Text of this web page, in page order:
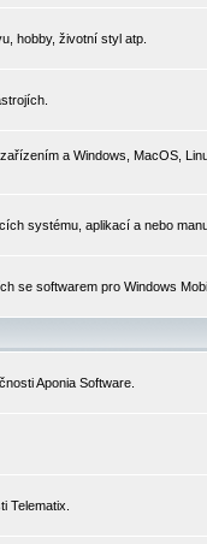
hobby, životní styl atp.
a Windows, MacOS,
systému, aplikací a nebo
se softwarem pro Windows
Aponia Software.
Telematix.